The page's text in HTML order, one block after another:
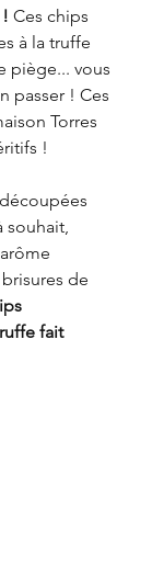
Ces chips
à la truffe
piège... vous
passer ! Ces
Torres
!
souhait,
de
fait